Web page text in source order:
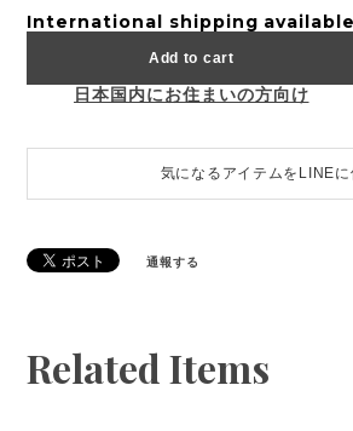
International shipping available
Add to cart
日本国内にお住まいの方向け
気になるアイテムをLINEに
通報する
Related Items